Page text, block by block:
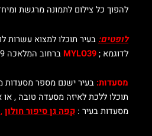
להפוך כל צילום לתמונה מרגשת
לופטים: בעיר תוכלו למצוא עשרות
לדוגמא ;
ברחוב המלאכה 39 חולון .
מסעדות: בעיר ישנם מספר מסעדות
תוכלו ללכת לאיזה מסעדה טובה ,
מסעדות בעיר : קפה גן סיפור חולון,